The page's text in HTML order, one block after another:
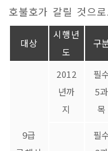
호불호가 갈릴 것으
대상
시행년
도
구
9급
2012
년까
지
필
5과
목
필